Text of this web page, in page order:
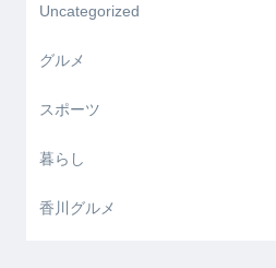
Uncategorized
グルメ
スポーツ
暮らし
香川グルメ